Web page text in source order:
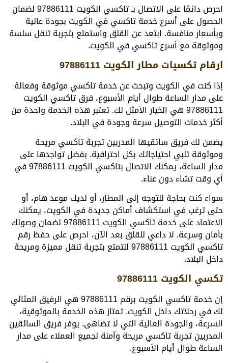
احرص دائمًا على الاتصال بـ تاكسي الكويت 97886111 لضمان
الحصول على أسرع خدمة تاكسي في الكويت بجودة عالية
وبأسعار منافسة. ابتعد عن القلق واستمتع بتجربة تنقل سلسة
وموثوقة مع أسرع تاكسي في الكويت.
ارقام تكسيات مطار الكويت 97886111
إذا كنت في الكويت وتبحث عن خدمة تاكسي موثوقة وفعالة
على مدار الساعة طوال أيام الأسبوع، فرق تاكسي الكويت
97886111 هي الخيار الأمثل لك. تعتبر هذه الخدمة واحدة من
أكثر خدمات التوصيل سرعة وجودة في البلاد.
يضمن لك فريق سائقيها المدربين تجربة تاكسي مريحة
وموثوقة تلبي احتياجاتك بكل احترافية. بفضل تواجدها على
مدار الساعة، يمكنك الاتصال بتاكسي الكويت 97886111 في
أي وقت تشاء دون عناء.
سواء كنت بحاجة للتوجه إلى المطار، أو لديك موعد هام، أو
حتى ترغب في استكشاف أماكن جديدة في الكويت، يمكنك
الاعتماد على خدمة تاكسي الكويت 97886111 لضمان وصولك
بأمان وسرعة. لا داعي للقلق بعد الآن، احرص على حفظ رقم
تاكسي الكويت 97886111 للتمتع بتجربة تنقل مميزة ومريحة
داخل البلاد.
تكسي الكويت 97886111
إن خدمة تاكسي الكويت برقم 97886111 هي الرفيق المثالي
لك في رحلاتك داخل الكويت. تمتاز هذه الخدمة بالموثوقية،
السرعة، والجودة العالية التي لا تضاهى. يوفر فريق السائقين
المدربين تجربة تاكسي مريحة وآمنة لجميع العملاء على مدار
الساعة طوال أيام الأسبوع.